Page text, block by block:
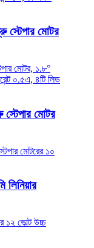
স্টেপার মোটর
স্টেপার মোটর
লিনিয়ার